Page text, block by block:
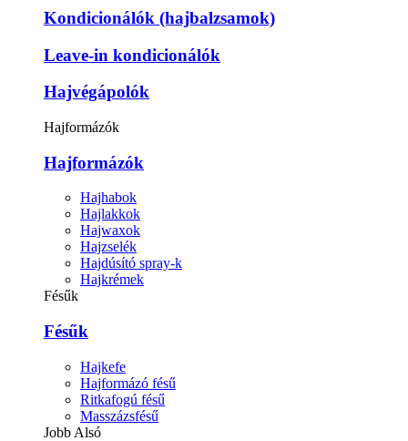
Kondicionálók (hajbalzsamok)
Leave-in kondicionálók
Hajvégápolók
Hajformázók
Hajformázók
Hajhabok
Hajlakkok
Hajwaxok
Hajzselék
Hajdúsító spray-k
Hajkrémek
Fésűk
Fésűk
Hajkefe
Hajformázó fésű
Ritkafogú fésű
Masszázsfésű
Jobb Alsó